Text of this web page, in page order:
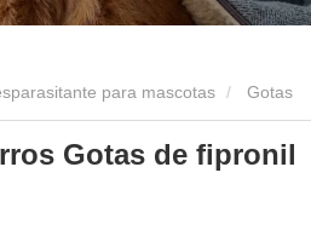
para mascotas Gotas
0,67 ml para perros Gotas de
Gotas de fipronil